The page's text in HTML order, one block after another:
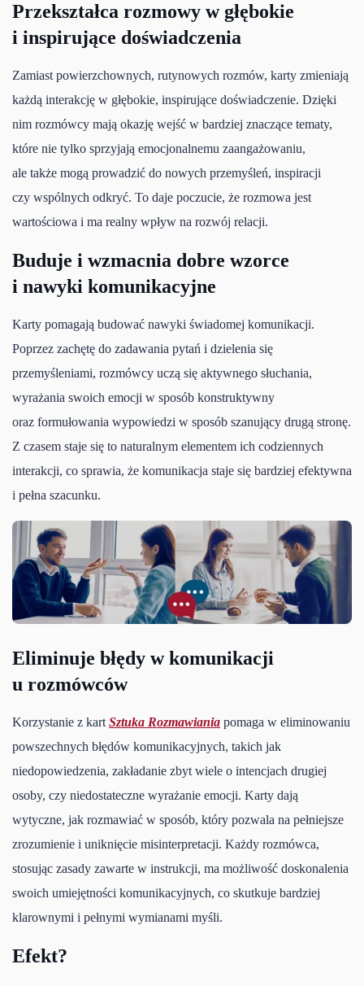
Przekształca rozmowy w głębokie
i inspirujące doświadczenia
Zamiast powierzchownych, rutynowych rozmów, karty zmieniają
każdą interakcję w głębokie, inspirujące doświadczenie. Dzięki
nim rozmówcy mają okazję wejść w bardziej znaczące tematy,
które nie tylko sprzyjają emocjonalnemu zaangażowaniu,
ale także mogą prowadzić do nowych przemyśleń, inspiracji
czy wspólnych odkryć. To daje poczucie, że rozmowa jest
wartościowa i ma realny wpływ na rozwój relacji.
Buduje i wzmacnia dobre wzorce
i nawyki komunikacyjne
Karty pomagają budować nawyki świadomej komunikacji.
Poprzez zachętę do zadawania pytań i dzielenia się
przemyśleniami, rozmówcy uczą się aktywnego słuchania,
wyrażania swoich emocji w sposób konstruktywny
oraz formułowania wypowiedzi w sposób szanujący drugą stronę.
Z czasem staje się to naturalnym elementem ich codziennych
interakcji, co sprawia, że komunikacja staje się bardziej efektywna
i pełna szacunku.
Eliminuje błędy w komunikacji
u rozmówców
Korzystanie z kart Sztuka Rozmawiania pomaga w eliminowaniu
powszechnych błędów komunikacyjnych, takich jak
niedopowiedzenia, zakładanie zbyt wiele o intencjach drugiej
osoby, czy niedostateczne wyrażanie emocji. Karty dają
wytyczne, jak rozmawiać w sposób, który pozwala na pełniejsze
zrozumienie i uniknięcie misinterpretacji. Każdy rozmówca,
stosując zasady zawarte w instrukcji, ma możliwość doskonalenia
swoich umiejętności komunikacyjnych, co skutkuje bardziej
klarownymi i pełnymi wymianami myśli.
Efekt?